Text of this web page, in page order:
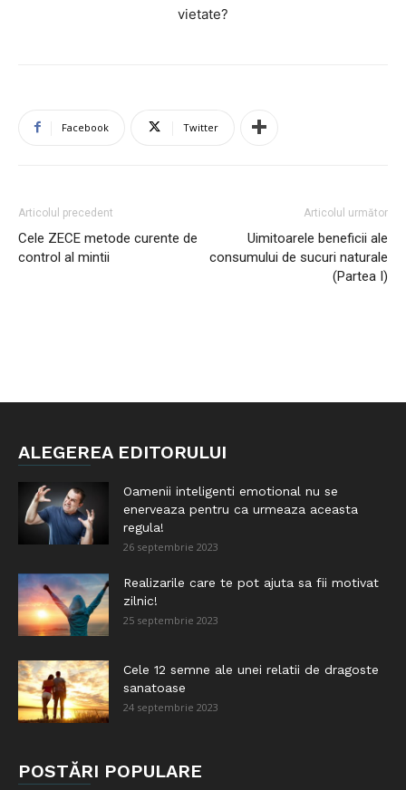
vietate?
Facebook Twitter
Articolul precedent
Cele ZECE metode curente de
control al mintii
Articolul următor
Uimitoarele beneficii ale
consumului de sucuri naturale
(Partea I)
ALEGEREA EDITORULUI
Oamenii inteligenti emotional nu se
enerveaza pentru ca urmeaza aceasta
regula!
26 septembrie 2023
Realizarile care te pot ajuta sa fii motivat
zilnic!
25 septembrie 2023
Cele 12 semne ale unei relatii de dragoste
sanatoase
24 septembrie 2023
POSTĂRI POPULARE